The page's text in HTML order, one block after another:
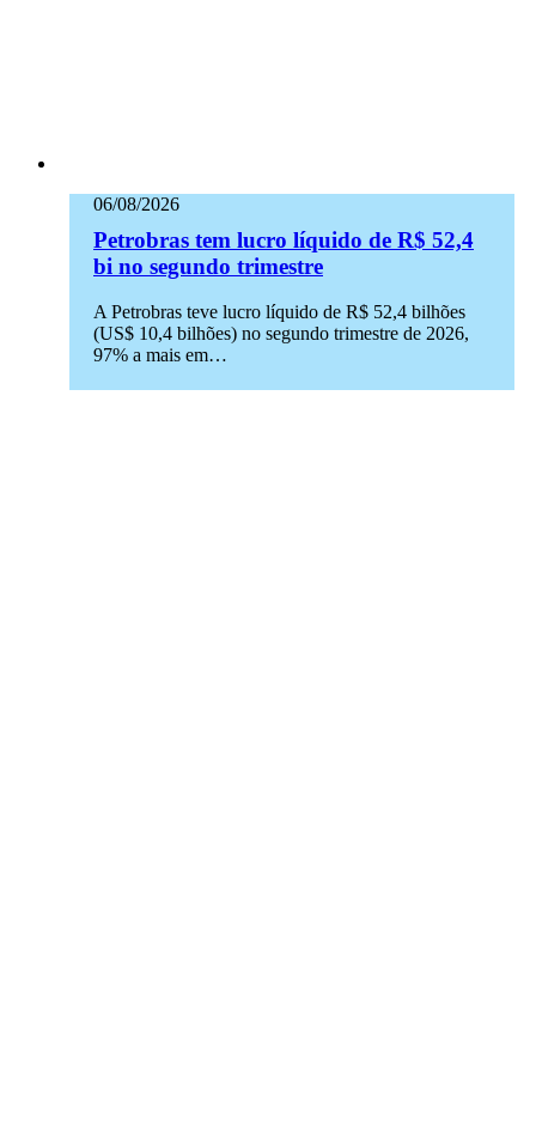
06/08/2026
Petrobras tem lucro líquido de R$ 52,4
bi no segundo trimestre
A Petrobras teve lucro líquido de R$ 52,4 bilhões
(US$ 10,4 bilhões) no segundo trimestre de 2026,
97% a mais em…